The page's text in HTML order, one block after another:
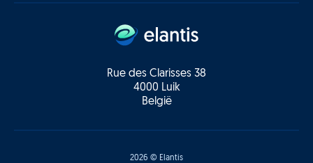
Rue des Clarisses 38
4000 Luik
België
2026 © Elantis